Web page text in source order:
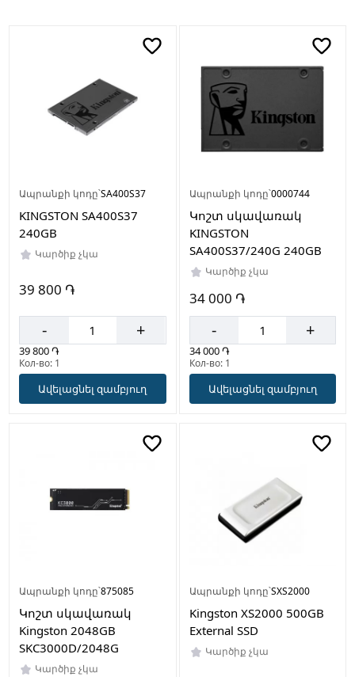
Ապրանքի կոդը՝SA400S37
KINGSTON SA400S37
240GB
Կարծիք չկա
39 800 ֏
- +
39 800 ֏
Кол-во: 1
Ավելացնել զամբյուղ
Ապրանքի կոդը՝0000744
Կոշտ սկավառակ
KINGSTON
SA400S37/240G 240GB
Կարծիք չկա
34 000 ֏
- +
34 000 ֏
Кол-во: 1
Ավելացնել զամբյուղ
Ապրանքի կոդը՝875085
Կոշտ սկավառակ
Kingston 2048GB
SKC3000D/2048G
Կարծիք չկա
Ապրանքի կոդը՝SXS2000
Kingston XS2000 500GB
External SSD
Կարծիք չկա